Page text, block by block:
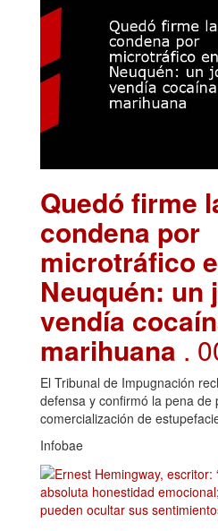
Quedó firme
condena por
microtráfico
Neuquén: un
vendía
marihuana .
El Tribunal de Impugnación
defensa y confirmó la pena de
comercialización de
Infobae